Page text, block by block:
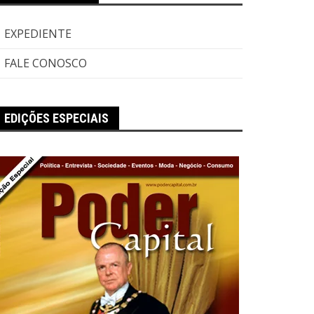
EXPEDIENTE
FALE CONOSCO
EDIÇÕES ESPECIAIS